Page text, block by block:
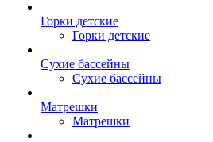
Горки детские
Горки детские
Сухие бассейны
Сухие бассейны
Матрешки
Матрешки